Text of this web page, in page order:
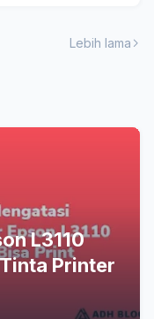
Lebih lama
L3110
Printer